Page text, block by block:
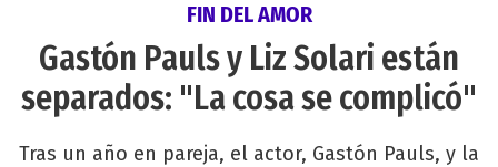
FIN DEL AMOR
Gastón Pauls y Liz Solari están
separados: "La cosa se complicó"
Tras un año en pareja, el actor, Gastón Pauls, y la